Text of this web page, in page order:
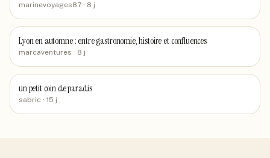
marinevoyages87 · 8 j
Lyon en automne : entre gastronomie, histoire et confluences
marcaventures · 8 j
un petit coin de paradis
sabric · 15 j